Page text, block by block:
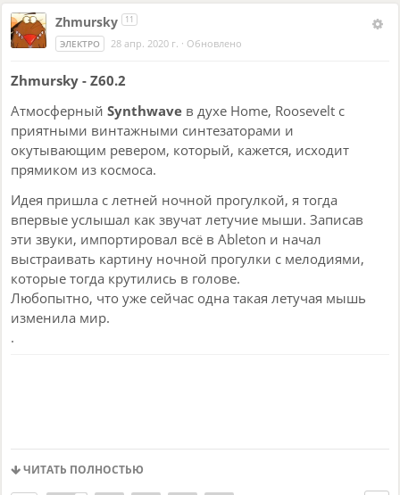
Zhmursky 11
ЭЛЕКТРО 28 апр. 2020 г. · Обновлено
Zhmursky - Z60.2
Атмосферный Synthwave в духе Home, Roosevelt с
приятными винтажными синтезаторами и
окутывающим ревером, который, кажется, исходит
прямиком из космоса.
Идея пришла с летней ночной прогулкой, я тогда
впервые услышал как звучат летучие мыши. Записав
эти звуки, импортировал всё в Ableton и начал
выстраивать картину ночной прогулки с мелодиями,
которые тогда крутились в голове.
Любопытно, что уже сейчас одна такая летучая мышь
изменила мир.
.
ЧИТАТЬ ПОЛНОСТЬЮ